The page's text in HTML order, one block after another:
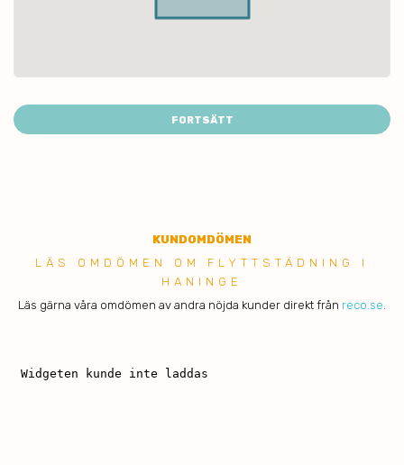
FORTSÄTT
KUNDOMDÖMEN
LÄS OMDÖMEN OM FLYTTSTÄDNING I
HANINGE
Läs gärna våra omdömen av andra nöjda kunder direkt från reco.se